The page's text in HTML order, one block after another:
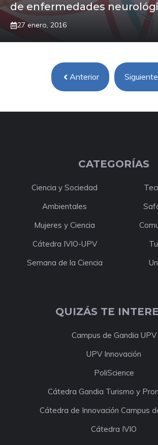
de enfermedades
27 enero, 2016
Anterior Siguiente
CATEGORÍAS
Ciencia y Sociedad
Ambientales
Mujeres y Ciencia
Cátedra IVIO-UPV
Semana de la Ciencia
QUIZÁS TE
Campus de Gandia UPV
UPV Innovación
PoliScience
Cátedra Gandia Turismo y
Cátedra de Innovación Campus
Cátedra IVIO